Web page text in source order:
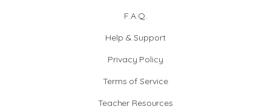
F.A.Q.
Help & Support
Privacy Policy
Terms of Service
Teacher Resources